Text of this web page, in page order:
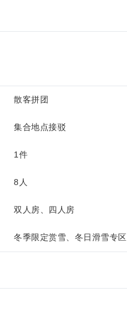
散客拼团
集合地点接驳
1件
8人
双人房、四人房
冬季限定赏雪、冬日滑雪专区